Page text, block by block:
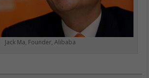
Jack Ma, Founder, Alibaba